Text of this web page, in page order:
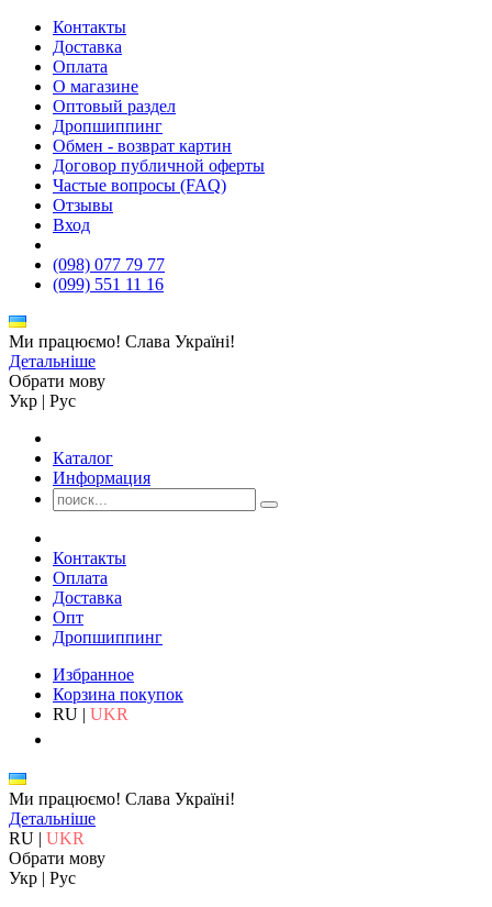
Контакты
Доставка
Оплата
О магазине
Оптовый раздел
Дропшиппинг
Обмен - возврат картин
Договор публичной оферты
Частые вопросы (FAQ)
Отзывы
Вход
(098) 077 79 77
(099) 551 11 16
Ми працюємо! Слава Україні!
Детальніше
Обрати мову
Укр | Рус
Каталог
Информация
Контакты
Оплата
Доставка
Опт
Дропшиппинг
Избранное
Корзина покупок
RU | UKR
Ми працюємо! Слава Україні!
Детальніше
RU | UKR
Обрати мову
Укр | Рус